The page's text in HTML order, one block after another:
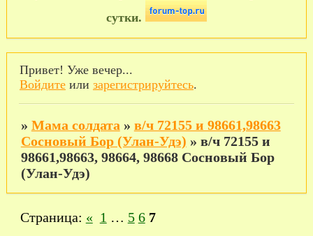
сутки.
Привет! Уже вечер...
Войдитеили зарегистрируйтесь.
» Мама солдата » в/ч 72155 и 98661,98663
Сосновый Бор (Улан-Удэ) » в/ч 72155 и
98661,98663, 98664, 98668 Сосновый Бор
(Улан-Удэ)
Страница: « 1 … 5 6 7